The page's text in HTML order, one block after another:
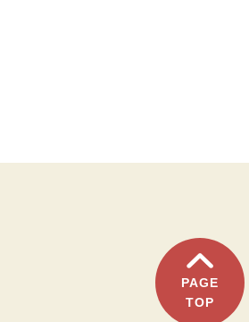
PAGE
TOP